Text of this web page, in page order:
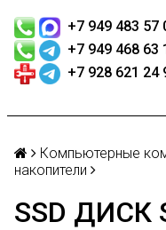
+7 949 483 57
+7 949 468 63
+7 928 621 24
Компьютерные
накопители
SSD ДИСК